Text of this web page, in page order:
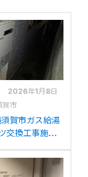
2026年1月8日
賀市
賀市ガス給湯
交換工事施工
ノーリツGQ-
の交換